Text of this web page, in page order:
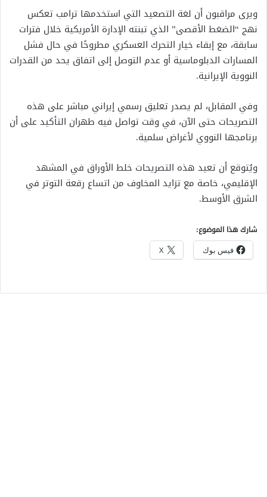
ويرى مراقبون أن لغة التصعيد التي استخدمها ترامب تعكس
نهج “الضغط الأقصى” الذي تبنته الإدارة الأمريكية خلال فترات
سابقة، مع إبقاء خيار التحرك العسكري مطروحًا في حال فشل
المسارات الدبلوماسية أو عدم التوصل إلى اتفاق يحد من القدرات
النووية الإيرانية.
وفي المقابل، لم يصدر تعليق رسمي إيراني مباشر على هذه
التصريحات حتى الآن، في وقت تواصل فيه طهران التأكيد على أن
برنامجها النووي لأغراض سلمية.
ويُتوقع أن تعيد هذه التصريحات خلط الأوراق في المشهد
الإقليمي، خاصة مع تزايد المخاوف من اتساع رقعة التوتر في
الشرق الأوسط.
شارك هذا الموضوع:
فيس بوك X